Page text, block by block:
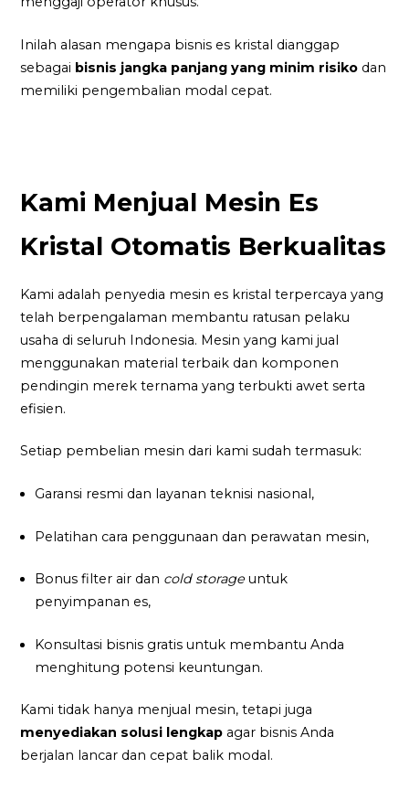
Inilah alasan mengapa bisnis es kristal dianggap
sebagai bisnis jangka panjang yang minim risiko dan
memiliki pengembalian modal cepat.
Kami Menjual Mesin Es
Kristal Otomatis Berkualitas
Kami adalah penyedia mesin es kristal terpercaya yang
telah berpengalaman membantu ratusan pelaku
usaha di seluruh Indonesia. Mesin yang kami jual
menggunakan material terbaik dan komponen
pendingin merek ternama yang terbukti awet serta
efisien.
Setiap pembelian mesin dari kami sudah termasuk:
Garansi resmi dan layanan teknisi nasional,
Pelatihan cara penggunaan dan perawatan mesin,
Bonus filter air dan cold storage untuk
penyimpanan es,
Konsultasi bisnis gratis untuk membantu Anda
menghitung potensi keuntungan.
Kami tidak hanya menjual mesin, tetapi juga
menyediakan solusi lengkap agar bisnis Anda
berjalan lancar dan cepat balik modal.